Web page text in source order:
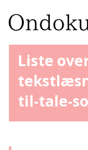
Liste
til-tale-